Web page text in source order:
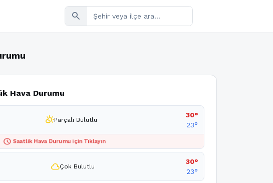
search
Hava Durumu
partly_cloudy_dayParçalı Bulutlu
30°
23°
schedule Saatlik Hava Durumu için Tıklayın
cloudÇok Bulutlu
30°
23°